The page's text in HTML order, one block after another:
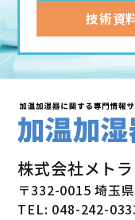
技術資
株式会社メト
〒332-0015 埼玉
TEL: 048-242-